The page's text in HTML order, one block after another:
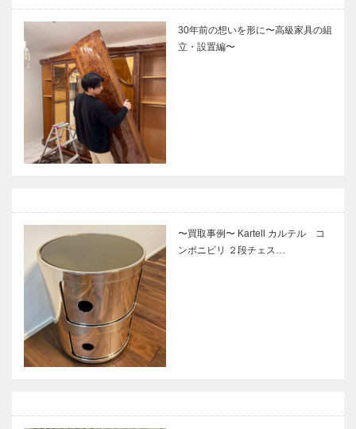
30年前の想いを形に〜高級家具の組
立・設置編〜
〜買取事例〜 Kartell カルテル コ
ンポニビリ ２段チェス…